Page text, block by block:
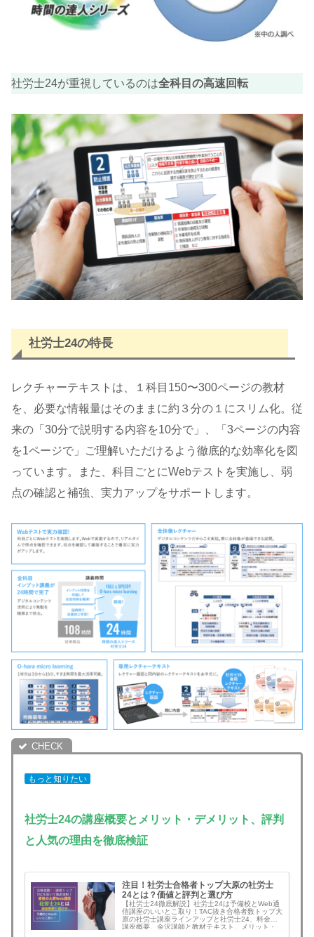
社労士24が重視しているのは全科目の高速回転
社労士24の特長
レクチャーテキストは、１科目150〜300ページの教材
を、必要な情報量はそのままに約３分の１にスリム化。従
来の「30分で説明する内容を10分で」、「3ページの内容
を1ページで」ご理解いただけるよう徹底的な効率化を図
っています。また、科目ごとにWebテストを実施し、弱
点の確認と補強、実力アップをサポートします。
もっと知りたい
社労士24の講座概要とメリット・デメリット、評判
と人気の理由を徹底検証
注目！社労士合格者トップ大原の社労士
24とは？価値と評判と選び方
【社労士24徹底解説】社労士24は予備校とWeb通
信講座のいいとこ取り！TAC抜き合格者数トップ大
原の社労士講座ラインアップと社労士24、料金と
講座概要、金沢講師と教材テキスト、メリット・